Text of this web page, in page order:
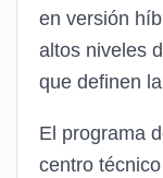
en versión
altos niveles
que definen
El programa
centro